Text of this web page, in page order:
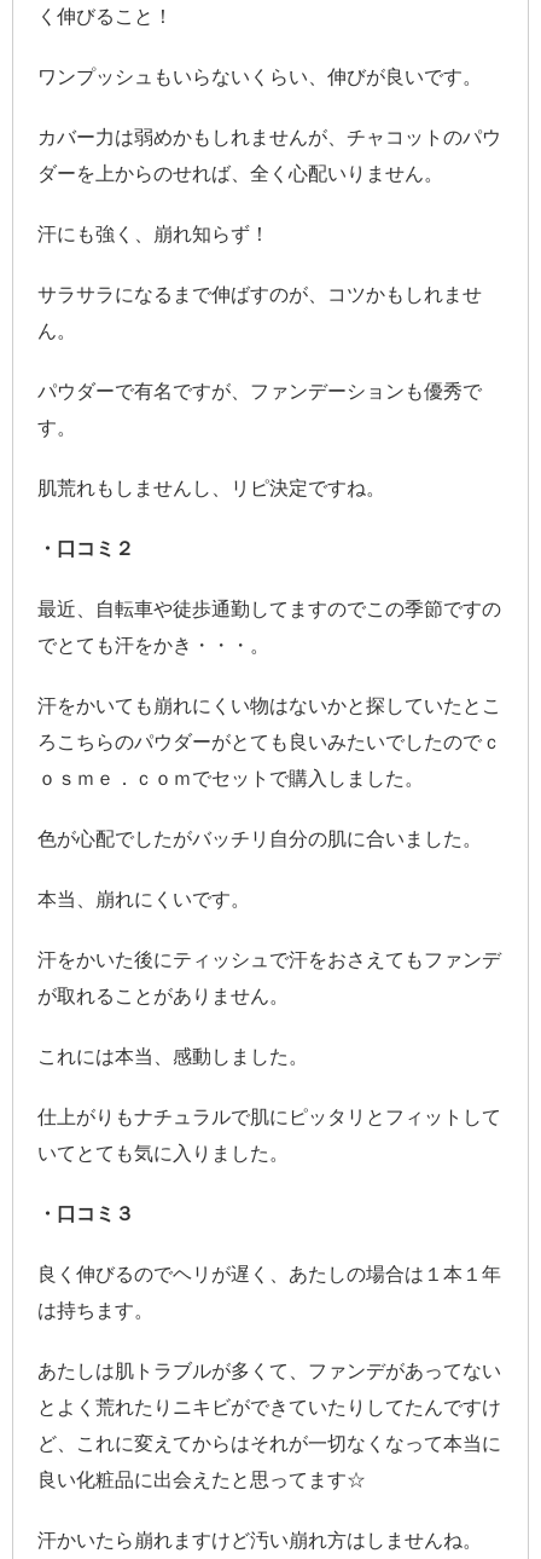
く伸びること！
ワンプッシュもいらないくらい、伸びが良いです。
カバー力は弱めかもしれませんが、チャコットのパウ
ダーを上からのせれば、全く心配いりません。
汗にも強く、崩れ知らず！
サラサラになるまで伸ばすのが、コツかもしれませ
ん。
パウダーで有名ですが、ファンデーションも優秀で
す。
肌荒れもしませんし、リピ決定ですね。
・口コミ２
最近、自転車や徒歩通勤してますのでこの季節ですの
でとても汗をかき・・・。
汗をかいても崩れにくい物はないかと探していたとこ
ろこちらのパウダーがとても良いみたいでしたのでｃ
ｏｓｍｅ．ｃｏｍでセットで購入しました。
色が心配でしたがバッチリ自分の肌に合いました。
本当、崩れにくいです。
汗をかいた後にティッシュで汗をおさえてもファンデ
が取れることがありません。
これには本当、感動しました。
仕上がりもナチュラルで肌にピッタリとフィットして
いてとても気に入りました。
・口コミ３
良く伸びるのでヘリが遅く、あたしの場合は１本１年
は持ちます。
あたしは肌トラブルが多くて、ファンデがあってない
とよく荒れたりニキビができていたりしてたんですけ
ど、これに変えてからはそれが一切なくなって本当に
良い化粧品に出会えたと思ってます☆
汗かいたら崩れますけど汚い崩れ方はしませんね。